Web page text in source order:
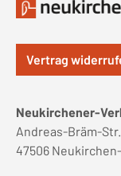
Vertrag
Neukirchener-
Andreas-Bräm-
47506